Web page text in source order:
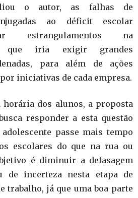
o autor, as falhas de
ao déficit escolar
estrangulamentos na
que iria exigir grandes
para além de ações
iniciativas de cada empresa.
horária dos alunos, a proposta
responder a esta questão
passe mais tempo
escolares do que na rua ou
é diminuir a defasagem
de incerteza nesta etapa de
trabalho, já que uma boa parte